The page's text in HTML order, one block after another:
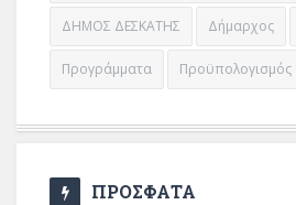
ΔΗΜΟΣ ΔΕΣΚΑΤΗΣ Δήμαρχος
Προγράμματα Προϋπολογισμός
ΠΡΟΣΦΑΤΑ